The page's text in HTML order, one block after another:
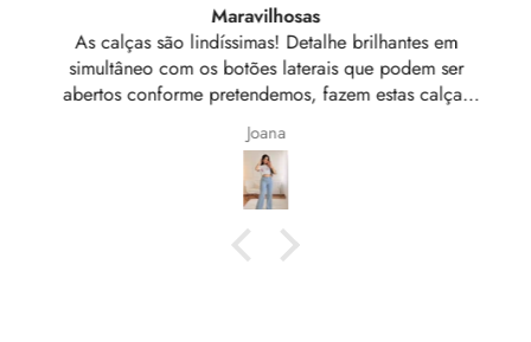
Maravilhosas
As calças são lindíssimas! Detalhe brilhantes em
simultâneo com os botões laterais que podem ser
abertos conforme pretendemos, fazem estas calças
diferentes e elegantes.
Joana